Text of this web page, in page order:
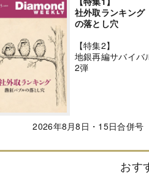
社外取ランキン
の落とし穴
【特集2】
地銀再編サバイ
2弾
2026年8月8日・15日合併号
おす